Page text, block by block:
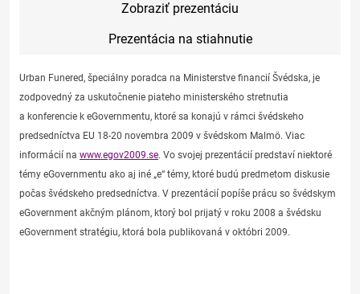
Zobraziť prezentáciu
Prezentácia na stiahnutie
Urban Funered, špeciálny poradca na Ministerstve financií Švédska, je
zodpovedný za uskutočnenie piateho ministerského stretnutia
a konferencie k eGovernmentu, ktoré sa konajú v rámci švédskeho
predsedníctva EU 18-20 novembra 2009 v švédskom Malmö. Viac
informácií na www.egov2009.se. Vo svojej prezentácií predstaví niektoré
témy eGovernmentu ako aj iné „e“ témy, ktoré budú predmetom diskusie
počas švédskeho predsedníctva. V prezentácií popíše prácu so švédskym
eGovernment akčným plánom, ktorý bol prijatý v roku 2008 a švédsku
eGovernment stratégiu, ktorá bola publikovaná v októbri 2009.